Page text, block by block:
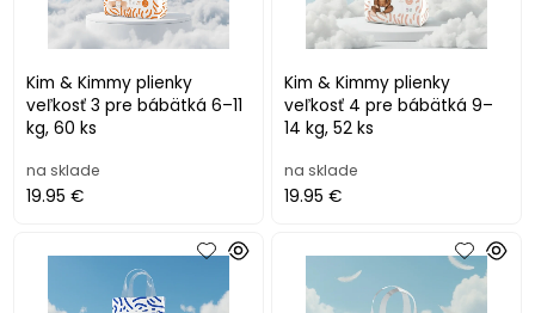
Kim & Kimmy plienky
veľkosť 3 pre bábätká 6–11
kg, 60 ks
na sklade
19.95 €
Kim & Kimmy plienky
veľkosť 4 pre bábätká 9–
14 kg, 52 ks
na sklade
19.95 €